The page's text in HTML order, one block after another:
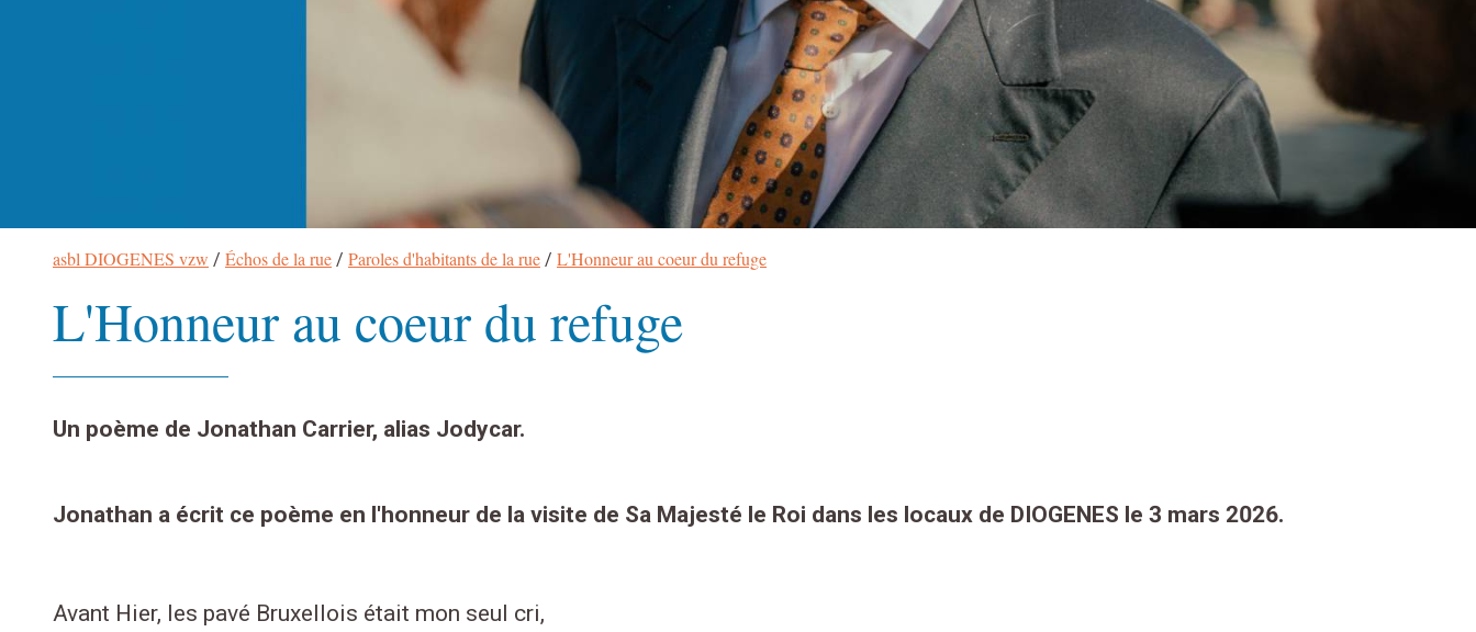
Fil
asbl DIOGENES vzw / Échos de la rue/ Paroles d'habitants de la rue/ L'Honneur au coeur du refuge
L'Honneur au coeur du refuge
Un poème de Jonathan Carrier, alias Jodycar.
Jonathan a écrit ce poème en l'honneur de la visite de Sa Majesté le Roi dans les locaux de DIOGENES le 3 mars 2026.
Avant Hier, les pavé Bruxellois était mon seul cri,